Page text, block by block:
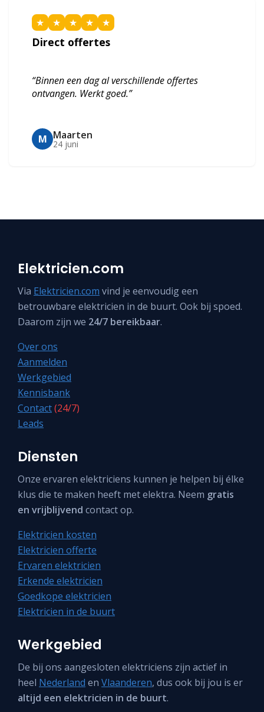
★ ★ ★ ★ ★
Direct offertes
“Binnen een dag al verschillende offertes
ontvangen. Werkt goed.”
M Maarten
24 juni
Elektricien.com
Via Elektricien.com vind je eenvoudig een
betrouwbare elektricien in de buurt. Ook bij spoed.
Daarom zijn we 24/7 bereikbaar.
Over ons
Aanmelden
Werkgebied
Kennisbank
Contact(24/7)
Leads
Diensten
Onze ervaren elektriciens kunnen je helpen bij élke
klus die te maken heeft met elektra. Neem gratis
en vrijblijvend contact op.
Elektricien kosten
Elektricien offerte
Ervaren elektricien
Erkende elektricien
Goedkope elektricien
Elektricien in de buurt
Werkgebied
De bij ons aangesloten elektriciens zijn actief in
heel Nederland en Vlaanderen, dus ook bij jou is er
altijd een elektricien in de buurt.